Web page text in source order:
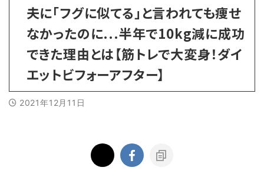
夫に「フグに似てる」と言われても痩せ
なかったのに...半年で10kg減に成功
できた理由とは【筋トレで大変身！ダイ
エットビフォーアフター】
2021年12月11日